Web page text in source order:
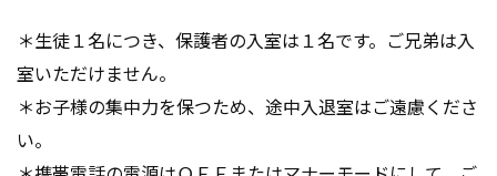
＊生徒１名につき、保護者の入室は１名です。ご兄弟は入
室いただけません。
＊お子様の集中力を保つため、途中入退室はご遠慮くださ
い。